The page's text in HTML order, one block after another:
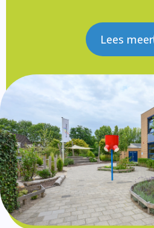
Lees meer